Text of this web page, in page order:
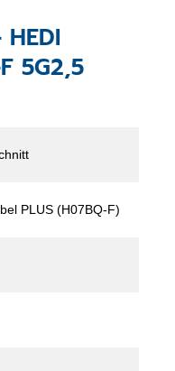
5G2,5
PLUS (H07BQ-F)